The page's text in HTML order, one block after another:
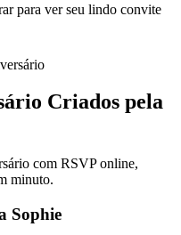
para ver seu lindo convite
Criados pela
com RSVP online,
minuto.
Sophie